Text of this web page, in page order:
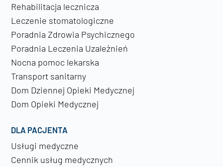
Rehabilitacja lecznicza
Leczenie stomatologiczne
Poradnia Zdrowia Psychicznego
Poradnia Leczenia Uzależnień
Nocna pomoc lekarska
Transport sanitarny
Dom Dziennej Opieki Medycznej
Dom Opieki Medycznej
DLA PACJENTA
Usługi medyczne
Cennik usług medycznych